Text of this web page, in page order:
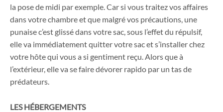
la pose de midi par exemple. Car si vous traitez vos affaires
dans votre chambre et que malgré vos précautions, une
punaise c’est glissé dans votre sac, sous l’effet du répulsif,
elle va immédiatement quitter votre sac et s’installer chez
votre hôte qui vous a si gentiment reçu. Alors que à
l’extérieur, elle va se faire dévorer rapido par un tas de
prédateurs.
LES HÉBERGEMENTS